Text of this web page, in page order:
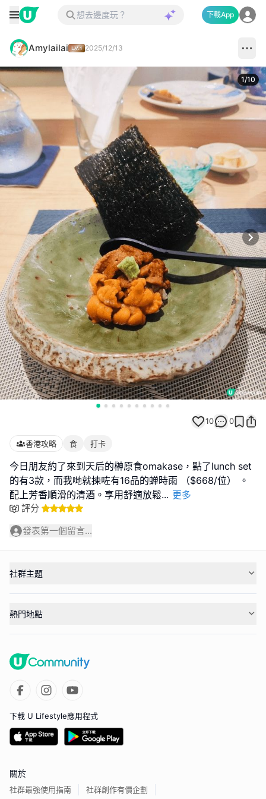
下載App
Amylailai 2025/12/13
1/10
10 0
香港攻略 食 打卡
今日朋友約了來到天后的榊原食omakase，點了lunch set
的有3款，而我哋就揀咗有16品的蝉時雨 （$668/位） 。
配上芳香順滑的清酒。享用舒適放鬆... 更多
評分
發表第一個留言...
社群主題
熱門地點
下載 U Lifestyle應用程式
關於
社群最強使用指南 社群創作有價企劃